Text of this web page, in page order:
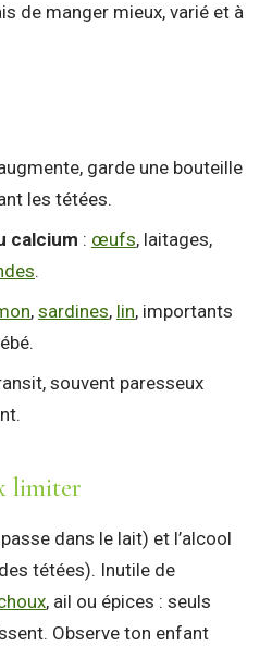
de manger mieux, varié et à
garde une bouteille
les tétées.
calcium : œufs, laitages,
.
, sardines, lin, importants
souvent paresseux
limiter
dans le lait) et l’alcool
tétées). Inutile de
, ail ou épices : seuls
Observe ton enfant